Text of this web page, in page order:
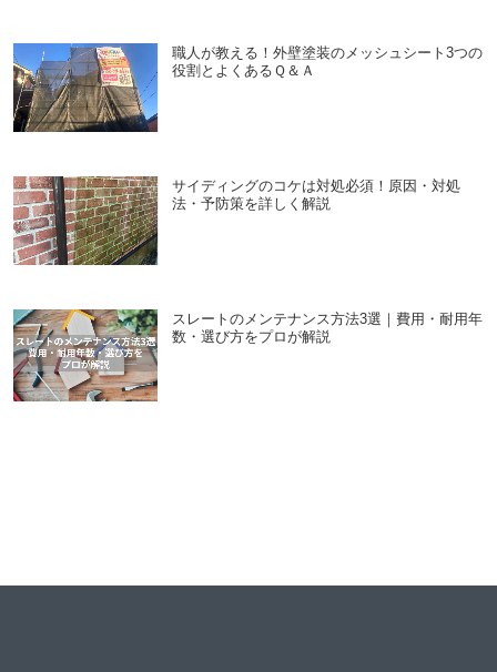
職人が教える！外壁塗装のメッシュシート3つの
役割とよくあるＱ＆Ａ
サイディングのコケは対処必須！原因・対処
法・予防策を詳しく解説
スレートのメンテナンス方法3選｜費用・耐用年
数・選び方をプロが解説